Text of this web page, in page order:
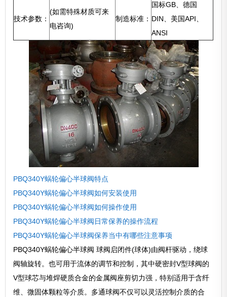
技术参数：
(如需特殊材质可来
电咨询)
制造标准：
国标GB、德国
DIN、美国API、
ANSI
PBQ340Y蜗轮偏心半球阀特点
PBQ340Y蜗轮偏心半球阀如何安装使用
PBQ340Y蜗轮偏心半球阀如何操作使用
PBQ340Y蜗轮偏心半球阀日常保养的操作流程
PBQ340Y蜗轮偏心半球阀保养当中有哪些注意事项
PBQ340Y蜗轮偏心半球阀 球阀启闭件(球体)由阀杆驱动，绕球
阀轴旋转。也可用于流体的调节和控制，其中硬密封V型球阀的
V型球芯与堆焊硬质合金的金属阀座剪切力强，特别适用于含纤
维、微固体颗粒等介质。多通球阀不仅可以灵活控制介质的合